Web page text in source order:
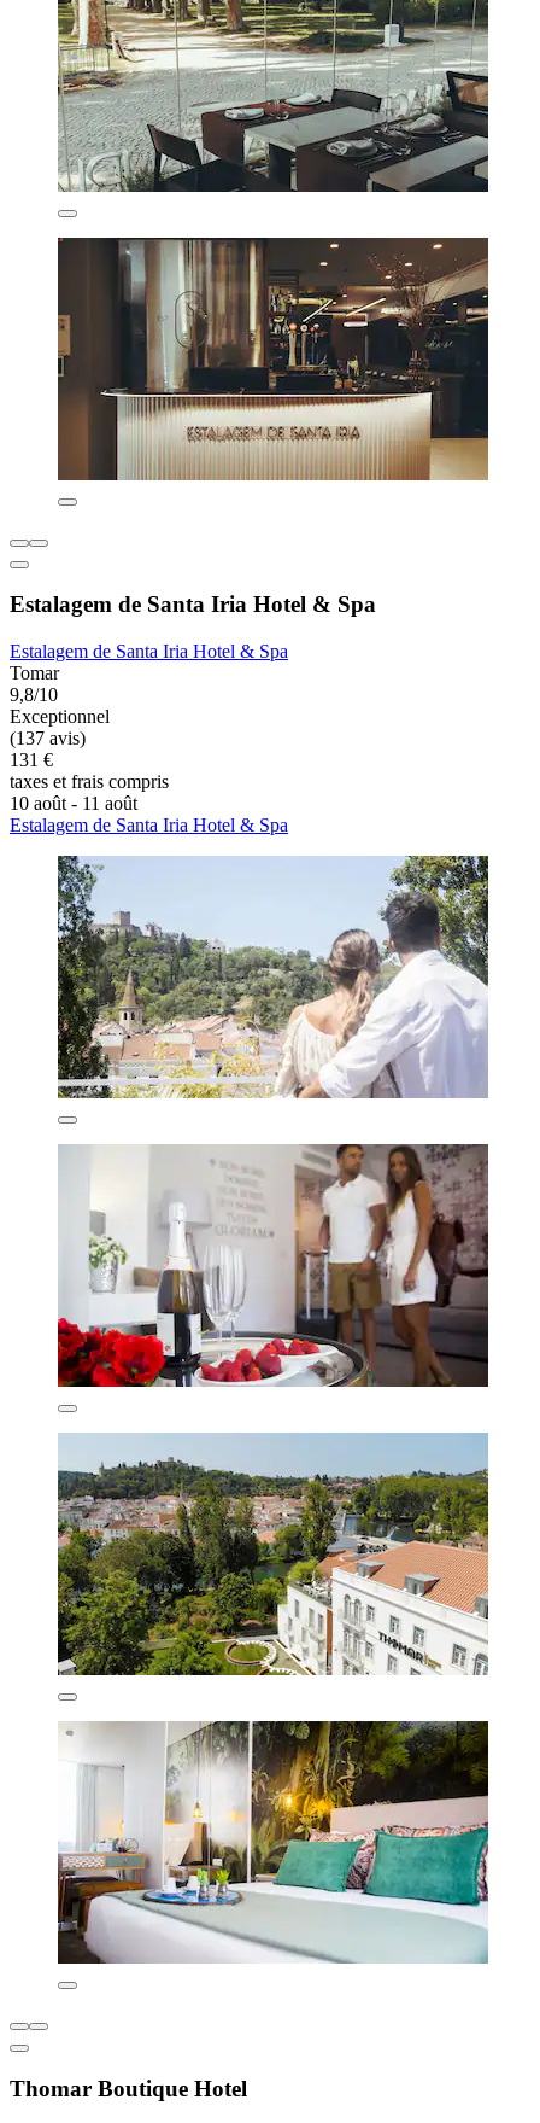
Estalagem de Santa Iria Hotel & Spa
Estalagem de Santa Iria Hotel & Spa
Tomar
9,8/10
Exceptionnel
(137 avis)
131 €
taxes et frais compris
10 août - 11 août
Estalagem de Santa Iria Hotel & Spa
Thomar Boutique Hotel